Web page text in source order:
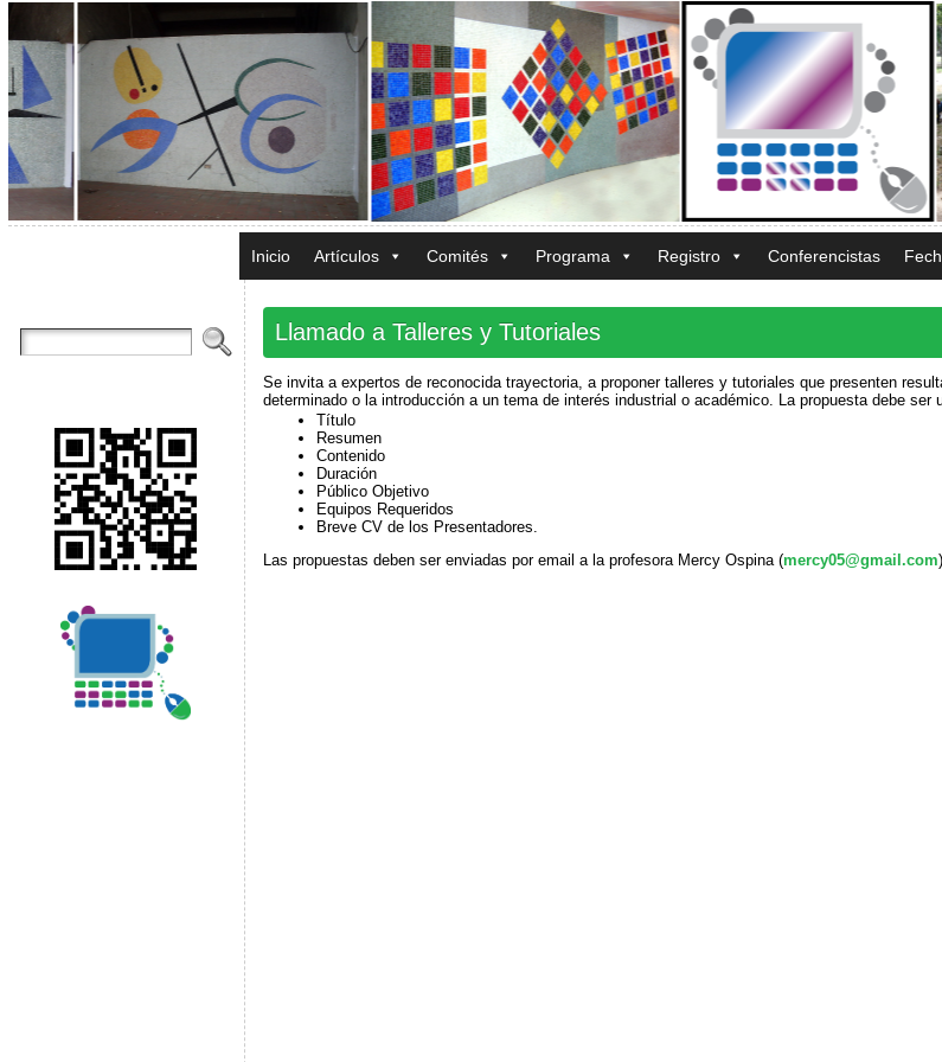
Inicio Artículos Comités Programa Registro Conferencistas
Llamado a Talleres y Tutoriales
Se invita a expertos de reconocida trayectoria, a proponer talleres y tutoriales que presenten
determinado o la introducción a un tema de interés industrial o académico. La propuesta debe ser
Título
Resumen
Contenido
Duración
Público Objetivo
Equipos Requeridos
Breve CV de los Presentadores.
Las propuestas deben ser enviadas por email a la profesora Mercy Ospina (mercy05@gmail.com